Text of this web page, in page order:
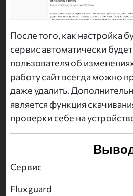
После того, как настройка
сервис автоматически
пользователя об
работу сайт всегда можно
даже удалить.
является функция
проверки себе на
Сервис
Fluxguard